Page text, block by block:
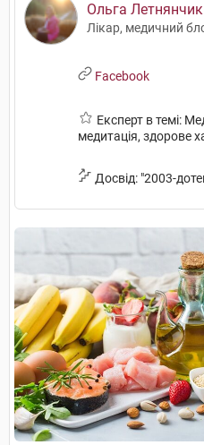
Ольга Летнянчик
Лікар, медичний
Facebook
Експерт в темі:
медитація, здорове
Досвід: "2003-